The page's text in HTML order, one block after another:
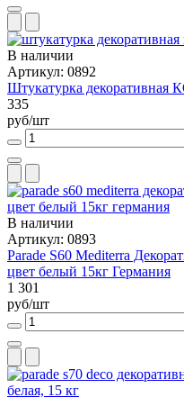
В наличии
Артикул: 0892
Штукатурка
335
руб/шт
В наличии
Артикул: 0893
Parade S60 Mediterra
цвет белый 15кг Германия
1 301
руб/шт